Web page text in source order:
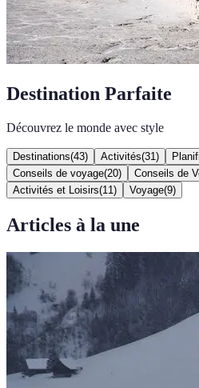
Destination Parfaite
Découvrez le monde avec style
Destinations(43) Activités(31 )
Conseils de voyage(20) Conseils de
Activités et Loisirs(11 ) Voyage(9)
Articles à la une